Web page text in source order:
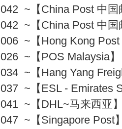
042 ~【China Post 中国
042 ~【China Post 中
006 ~【Hong Kong
026 ~【POS Malaysia】
034 ~【Hang Yang
037 ~【ESL - Emirates
041 ~【DHL~马来西亚
047 ~【Singapore Post